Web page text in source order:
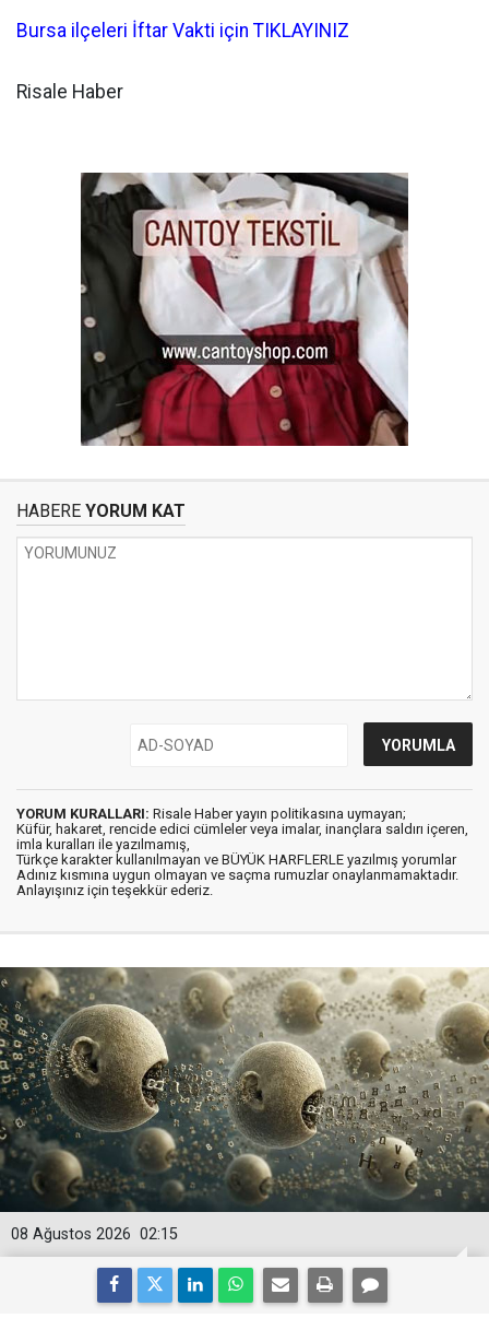
Bursa ilçeleri İftar Vakti için TIKLAYINIZ
Risale Haber
HABERE YORUM KAT
YORUM KURALLARI: Risale Haber yayın politikasına uymayan;
Küfür, hakaret, rencide edici cümleler veya imalar, inançlara saldırı içeren,
imla kuralları ile yazılmamış,
Türkçe karakter kullanılmayan ve BÜYÜK HARFLERLE yazılmış yorumlar
Adınız kısmına uygun olmayan ve saçma rumuzlar onaylanmamaktadır.
Anlayışınız için teşekkür ederiz.
02:15
08 Ağustos 2026